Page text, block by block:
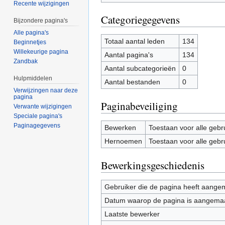
Categoriegegevens
Totaal aantal leden
134
Aantal pagina's
134
Aantal subcategorieën
0
Aantal bestanden
0
Paginabeveiliging
Bewerken
Toestaan voor alle
Hernoemen
Toestaan voor alle
Bewerkingsgeschiedenis
Gebruiker die de pagina heeft
Datum waarop de pagina is
Laatste bewerker
Recente wijzigingen
Bijzondere pagina's
Alle pagina's
Beginnetjes
Willekeurige pagina
Zandbak
Hulpmiddelen
Verwijzingen naar deze
pagina
Verwante wijzigingen
Speciale pagina's
Paginagegevens